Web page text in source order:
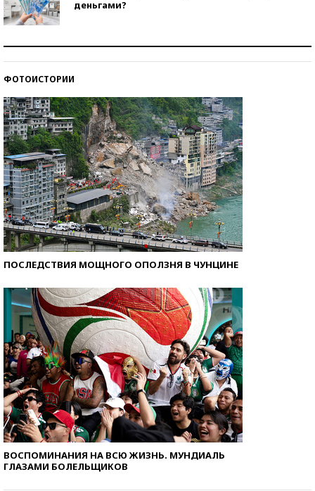
деньгами?
ФОТОИСТОРИИ
ПОСЛЕДСТВИЯ МОЩНОГО ОПОЛЗНЯ В ЧУНЦИНЕ
ВОСПОМИНАНИЯ НА ВСЮ ЖИЗНЬ. МУНДИАЛЬ
ГЛАЗАМИ БОЛЕЛЬЩИКОВ